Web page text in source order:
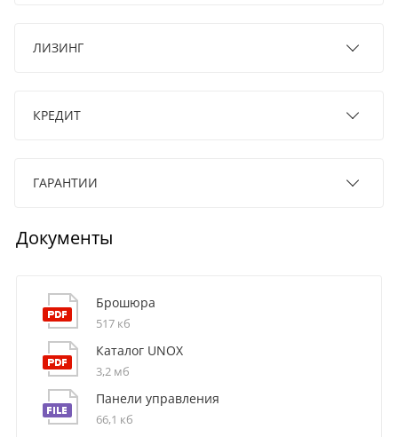
ЛИЗИНГ
КРЕДИТ
ГАРАНТИИ
Документы
Брошюра
517 кб
Каталог UNOX
3,2 мб
Панели управления
66,1 кб